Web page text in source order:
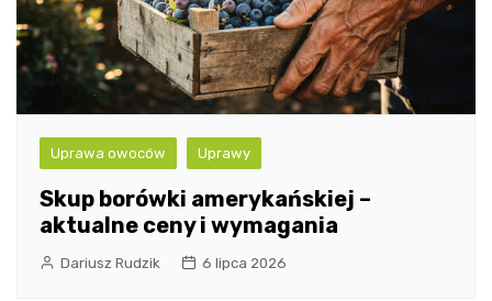
Uprawa owoców Uprawy
Skup borówki amerykańskiej –
aktualne ceny i wymagania
Dariusz Rudzik 6 lipca 2026